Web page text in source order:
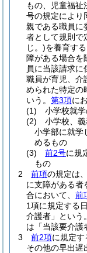
もの、児童福祉
号の規定により
親である職員に
者として規則で
じ。)を養育す
障がある場合を
員に当該請求に
職員が育児、介
められた特定の
いう。 第3項に
(1)
小学校就
(2)
小学校、
小学部に就学
めるもの
(3)
前2号に規
もの
2
前項の規定は、
に支障がある者
合において、 前
1項に規定する
介護者」という
は「当該要介護
3
前2項に規定
その他の早出遅